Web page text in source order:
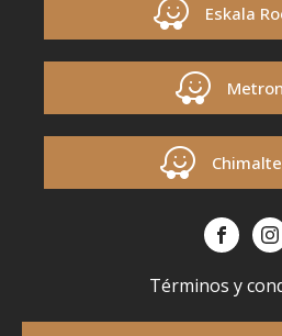
Eskala
Términos y